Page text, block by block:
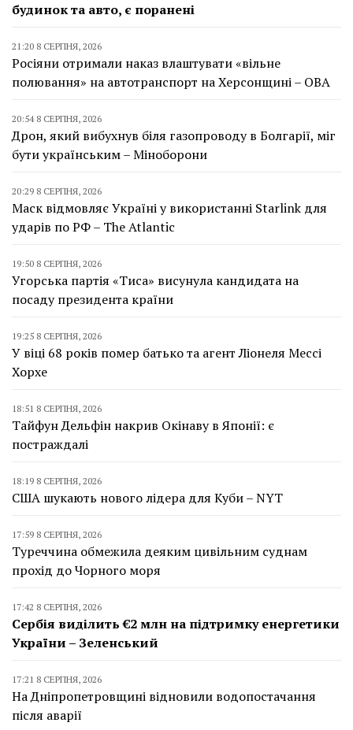
будинок та авто, є поранені
21:20 8 СЕРПНЯ, 2026
Росіяни отримали наказ влаштувати «вільне
полювання» на автотранспорт на Херсонщині – ОВА
20:54 8 СЕРПНЯ, 2026
Дрон, який вибухнув біля газопроводу в Болгарії, міг
бути українським – Міноборони
20:29 8 СЕРПНЯ, 2026
Маск відмовляє Україні у використанні Starlink для
ударів по РФ – The Atlantic
19:50 8 СЕРПНЯ, 2026
Угорська партія «Тиса» висунула кандидата на
посаду президента країни
19:25 8 СЕРПНЯ, 2026
У віці 68 років помер батько та агент Ліонеля Мессі
Хорхе
18:51 8 СЕРПНЯ, 2026
Тайфун Дельфін накрив Окінаву в Японії: є
постраждалі
18:19 8 СЕРПНЯ, 2026
США шукають нового лідера для Куби – NYT
17:59 8 СЕРПНЯ, 2026
Туреччина обмежила деяким цивільним суднам
прохід до Чорного моря
17:42 8 СЕРПНЯ, 2026
Сербія виділить €2 млн на підтримку енергетики
України – Зеленський
17:21 8 СЕРПНЯ, 2026
На Дніпропетровщині відновили водопостачання
після аварії